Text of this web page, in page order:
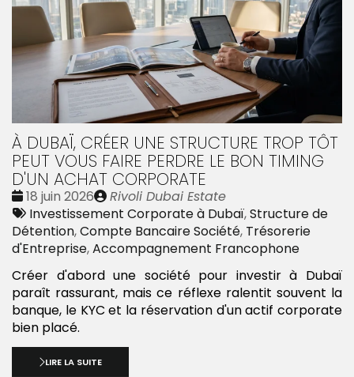
À DUBAÏ, CRÉER UNE STRUCTURE TROP TÔT
PEUT VOUS FAIRE PERDRE LE BON TIMING
D'UN ACHAT CORPORATE
Date
:
18 juin 2026
Publié
par
Rivoli Dubai Estate
Tags
:
Investissement Corporate à Dubaï,Structure de
Détention,Compte Bancaire Société, Trésorerie
d'Entreprise,Accompagnement Francophone
Créer d'abord une société pour investir à Dubaï
paraît rassurant, mais ce réflexe ralentit souvent la
banque, le KYC et la réservation d'un actif corporate
bien placé.
LIRE LA SUITE